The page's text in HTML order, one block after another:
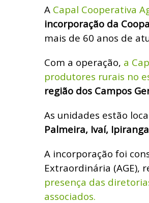
A Capal Cooperativa
incorporação da
mais de 60 anos de
Com a operação, a
produtores rurais no
região dos Campos
As unidades estão
Palmeira, Ivaí,
A incorporação foi
Extraordinária (AGE),
presença das
associados.